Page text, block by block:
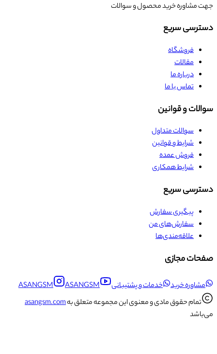
جهت مشاوره خرید محصول و سوالات
دسترسی سریع
فروشگاه
مقالات
درباره ما
تماس با ما
سوالات و قوانین
سوالات متداول
شرایط و قوانین
فروش عمده
شرایط همکاری
دسترسی سریع
پیگیری سفارش
سفارش‌های من
علاقه‌مندی‌ها
صفحات مجازی
مشاوره خرید خدمات و پشتیبانی ASANGSM
ASANGSM
تمام حقوق مادی و معنوی این مجموعه متعلق بهasangsm.com
می‌باشد